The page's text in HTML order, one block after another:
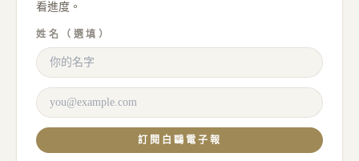
看進度。
姓名（選填）
訂閱白鷗電子報